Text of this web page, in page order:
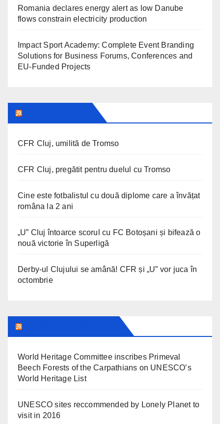
Romania declares energy alert as low Danube
flows constrain electricity production
Impact Sport Academy: Complete Event Branding
Solutions for Business Forums, Conferences and
EU-Funded Projects
CFR Cluj, umilită de Tromso
CFR Cluj, pregătit pentru duelul cu Tromso
Cine este fotbalistul cu două diplome care a învățat
româna la 2 ani
„U” Cluj întoarce scorul cu FC Botoșani și bifează o
nouă victorie în Superligă
Derby-ul Clujului se amână! CFR și „U” vor juca în
octombrie
World Heritage Committee inscribes Primeval
Beech Forests of the Carpathians on UNESCO’s
World Heritage List
UNESCO sites reccommended by Lonely Planet to
visit in 2016